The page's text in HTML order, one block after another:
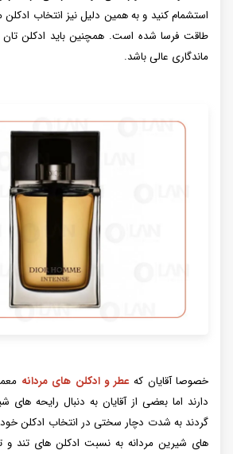
استشمام کنید و به همین دلیل نیز انتخاب ادکلن
طاقت فرسا شده است. همچنین باید ادکلن تان
ماندگاری عالی باشد.
خصوصا آقایان که عطر و ادکلن های مردانه
دارند اما بعضی از آقایان به دنبال رایحه های
گردند به شدت دچار سختی در انتخاب ادکلن
های شیرین مردانه به نسبت ادکلن های تند و